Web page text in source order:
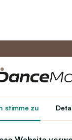
stimme zu